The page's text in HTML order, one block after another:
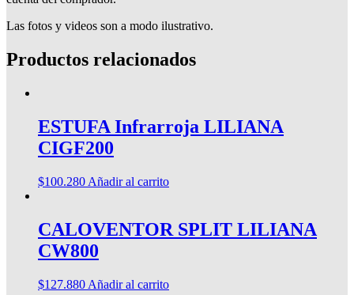
Las fotos y videos son a modo ilustrativo.
Productos relacionados
ESTUFA Infrarroja LILIANA
CIGF200
$100.280 Añadir al carrito
CALOVENTOR SPLIT LILIANA
CW800
$127.880 Añadir al carrito